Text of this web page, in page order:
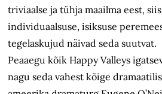
triviaalse ja tühja maailma eest,
individuaalsuse, isiksuse
tegelaskujud näivad seda suutvat.
Peaaegu kõik Happy Valleys
nagu seda vahest kõige